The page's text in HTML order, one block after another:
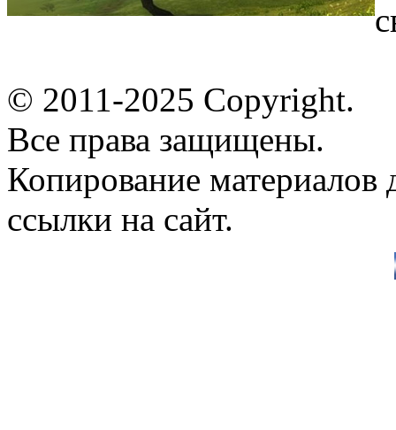
© 2011-2025 Copyright.
Все права защищены.
Копирование материалов
ссылки на сайт.